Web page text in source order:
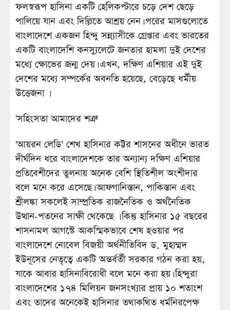
ফলস্বরূপ হাসিনা একটি হেলিকপ্টারে চড়ে দেশ ছেড়ে
পালিয়ে যান এবং দিল্লিতে আশ্রয় নেন। পরের মাসগুলোতে
বাংলাদেশে একজন হিন্দু সন্ন্যাসীকে গ্রেপ্তার এবং ভারতের
একটি বাংলাদেশি কনস্যুলেটে জনতার হামলা দুই দেশের
মধ্যে ক্ষোভের জন্ম দেয়। এখন, দক্ষিণ এশিয়ার এই দুই
দেশের মধ্যে সম্পর্কের অবনতি হয়েছে, বেড়েছে ধর্মীয়
উত্তেজনা ।
'সহিংসতা আমাদের শত্রু'
'আয়রন লেডি' শেখ হাসিনার কট্টর শাসনের অধীনে ভারত
দীর্ঘদিন ধরে বাংলাদেশকে তার অন্যান্য দক্ষিণ এশিয়ার
প্রতিবেশীদের তুলনায় অনেক বেশি স্থিতিশীল অংশীদার
বলে মনে করে এসেছে। আফগানিস্তান, পাকিস্তান এবং
শ্রীলঙ্কা সকলেই সাম্প্রতিক রাজনৈতিক ও অর্থনৈতিক
উত্থান-পতনের সাক্ষী থেকেছে । কিন্তু হাসিনার ১৫ বছরের
শাসনামল আগস্টে আকস্মিকভাবে শেষ হওয়ার পর
বাংলাদেশে নোবেল বিজয়ী অর্থনীতিবিদ ড. মুহাম্মদ
ইউনূসের নেতৃত্বে একটি অন্তর্বর্তী সরকার গঠন করা হয়,
যাকে আবার হাসিনাবিরোধী বলে মনে করা হয়। হিন্দুরা
বাংলাদেশের ১৭৪ মিলিয়ন জনসংখ্যার প্রায় ১০ শতাংশ
এবং তাদের অনেকেই হাসিনার তথাকথিত ধর্মনিরপেক্ষ